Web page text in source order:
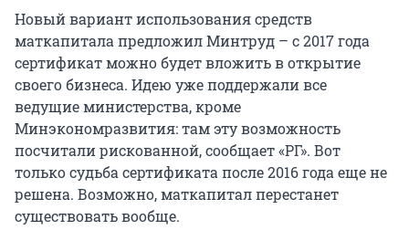
Новый вариант использования средств
маткапитала предложил Минтруд – с 2017 года
сертификат можно будет вложить в открытие
своего бизнеса. Идею уже поддержали все
ведущие министерства, кроме
Минэкономразвития: там эту возможность
посчитали рискованной, сообщает «РГ». Вот
только судьба сертификата после 2016 года еще не
решена. Возможно, маткапитал перестанет
существовать вообще.